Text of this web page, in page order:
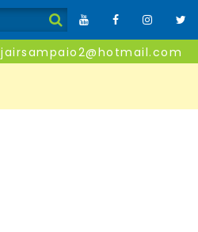
jairsampaio2@hotmail.com